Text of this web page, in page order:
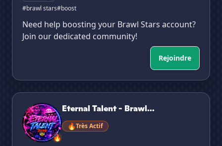
#brawl stars#boost
Need help boosting your Brawl Stars account?
Join our dedicated community!
Rejoindre
Eternal Talent - Brawl Stars
🔥
Eternal Talent - Brawl...
🔥Très Actif